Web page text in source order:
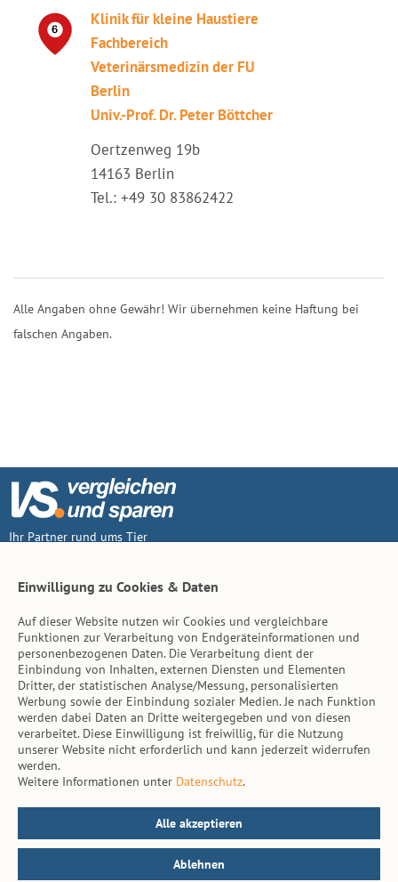
Klinik für kleine Haustiere
Fachbereich
Veterinärsmedizin der FU
Berlin
Univ.-Prof. Dr. Peter Böttcher
Oertzenweg 19b
14163 Berlin
Tel.: +49 30 83862422
Alle Angaben ohne Gewähr! Wir übernehmen keine Haftung bei
falschen Angaben.
Ihr Partner rund ums Tier
Inhalt
Tierarzt-Suche
Hinweise
AGB
Impressum
Datenschutz
Kontakt
Einwilligung zu Cookies & Daten
Auf dieser Website nutzen wir Cookies und vergleichbare
Funktionen zur Verarbeitung von Endgeräteinformationen und
personenbezogenen Daten. Die Verarbeitung dient der
Einbindung von Inhalten, externen Diensten und Elementen
Dritter, der statistischen Analyse/Messung, personalisierten
Werbung sowie der Einbindung sozialer Medien. Je nach Funktion
werden dabei Daten an Dritte weitergegeben und von diesen
verarbeitet. Diese Einwilligung ist freiwillig, für die Nutzung
unserer Website nicht erforderlich und kann jederzeit widerrufen
werden.
Weitere Informationen unter Datenschutz.
Alle akzeptieren
Ablehnen